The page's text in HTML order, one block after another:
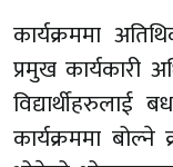
कार्यक्रममा
प्रमुख कार्यकारी
कार्यक्रममा